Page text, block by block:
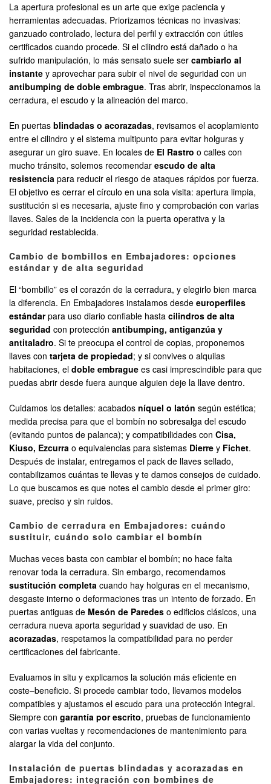
La apertura profesional es un arte que exige paciencia y
herramientas adecuadas. Priorizamos técnicas no invasivas:
ganzuado controlado, lectura del perfil y extracción con útiles
certificados cuando procede. Si el cilindro está dañado o ha
sufrido manipulación, lo más sensato suele ser cambiarlo al
instante y aprovechar para subir el nivel de seguridad con un
antibumping de doble embrague. Tras abrir, inspeccionamos la
cerradura, el escudo y la alineación del marco.
En puertas blindadas o acorazadas, revisamos el acoplamiento
entre el cilindro y el sistema multipunto para evitar holguras y
asegurar un giro suave. En locales de El Rastro o calles con
mucho tránsito, solemos recomendar escudo de alta
resistencia para reducir el riesgo de ataques rápidos por fuerza.
El objetivo es cerrar el círculo en una sola visita: apertura limpia,
sustitución si es necesaria, ajuste fino y comprobación con varias
llaves. Sales de la incidencia con la puerta operativa y la
seguridad restablecida.
Cambio de bombillos en Embajadores: opciones
estándar y de alta seguridad
El “bombillo” es el corazón de la cerradura, y elegirlo bien marca
la diferencia. En Embajadores instalamos desde europerfiles
estándarpara uso diario confiable hasta cilindros de alta
seguridad con protección antibumping, antiganzúa y
antitaladro. Si te preocupa el control de copias, proponemos
llaves con tarjeta de propiedad; y si convives o alquilas
habitaciones, el doble embrague es casi imprescindible para que
puedas abrir desde fuera aunque alguien deje la llave dentro.
Cuidamos los detalles: acabados níquel o latón según estética;
medida precisa para que el bombín no sobresalga del escudo
(evitando puntos de palanca); y compatibilidades con Cisa,
Kiuso, Ezcurra o equivalencias para sistemas Dierre y Fichet.
Después de instalar, entregamos el pack de llaves sellado,
contabilizamos cuántas te llevas y te damos consejos de cuidado.
Lo que buscamos es que notes el cambio desde el primer giro:
suave, preciso y sin ruidos.
Cambio de cerradura en Embajadores: cuándo
sustituir, cuándo solo cambiar el bombín
Muchas veces basta con cambiar el bombín; no hace falta
renovar toda la cerradura. Sin embargo, recomendamos
sustitución completa cuando hay holguras en el mecanismo,
desgaste interno o deformaciones tras un intento de forzado. En
puertas antiguas de Mesón de Paredes o edificios clásicos, una
cerradura nueva aporta seguridad y suavidad de uso. En
acorazadas, respetamos la compatibilidad para no perder
certificaciones del fabricante.
Evaluamos in situ y explicamos la solución más eficiente en
coste–beneficio. Si procede cambiar todo, llevamos modelos
compatibles y ajustamos el escudo para una protección integral.
Siempre con garantía por escrito, pruebas de funcionamiento
con varias vueltas y recomendaciones de mantenimiento para
alargar la vida del conjunto.
Instalación de puertas blindadas y acorazadas en
Embajadores: integración con bombines de